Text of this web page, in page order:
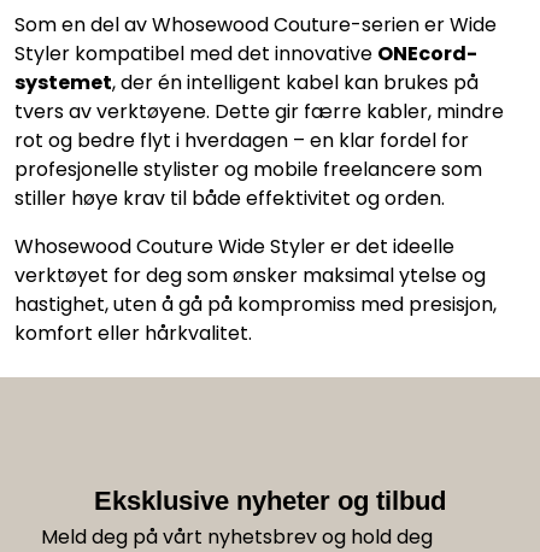
Som en del av Whosewood Couture-serien er Wide
Styler kompatibel med det innovative ONEcord-
systemet, der én intelligent kabel kan brukes på
tvers av verktøyene. Dette gir færre kabler, mindre
rot og bedre flyt i hverdagen – en klar fordel for
profesjonelle stylister og mobile freelancere som
stiller høye krav til både effektivitet og orden.
Whosewood Couture Wide Styler er det ideelle
verktøyet for deg som ønsker maksimal ytelse og
hastighet, uten å gå på kompromiss med presisjon,
komfort eller hårkvalitet.
Eksklusive nyheter og tilbud
Meld deg på vårt nyhetsbrev og hold deg